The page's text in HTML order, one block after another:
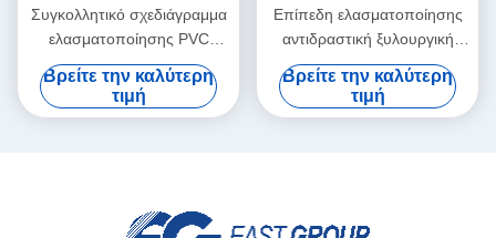
Συγκολλητικό σχεδιάγραμμα
ελασματοποίησης PVC
κραμάτων αργιλίου που
τυλίγει την καυτή κόλλα
λειωμένων μετάλλων
Βρείτε την καλύτερη
τιμή
Επίπεδη ελασματοποίησης
αντιδραστική ξυλουργική
αντίστασης θερμότητας
κόλλας λειωμένων μετάλλων
πολυουρεθάνιου PUR καυτή
Βρείτε την καλύτερη
τιμή